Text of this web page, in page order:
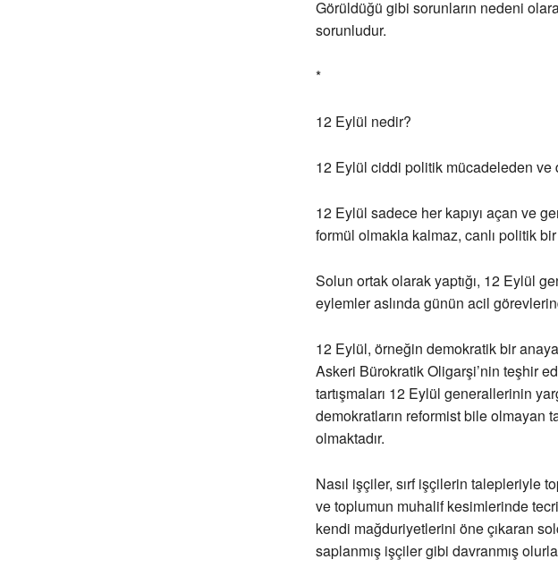
Görüldüğü gibi sorunların nedeni
sorunludur.
*
12 Eylül nedir?
12 Eylül ciddi politik mücadeleden ve
12 Eylül sadece her kapıyı açan ve
formül olmakla kalmaz, canlı politik
Solun ortak olarak yaptığı, 12 Eylül
eylemler aslında günün acil
12 Eylül, örneğin demokratik bir
Askeri Bürokratik Oligarşi’nin teşhir
tartışmaları 12 Eylül generallerinin
demokratların reformist bile olmayan
olmaktadır.
Nasıl işçiler, sırf işçilerin talepleriyle
ve toplumun muhalif kesimlerinde
kendi mağduriyetlerini öne çıkaran
saplanmış işçiler gibi davranmış